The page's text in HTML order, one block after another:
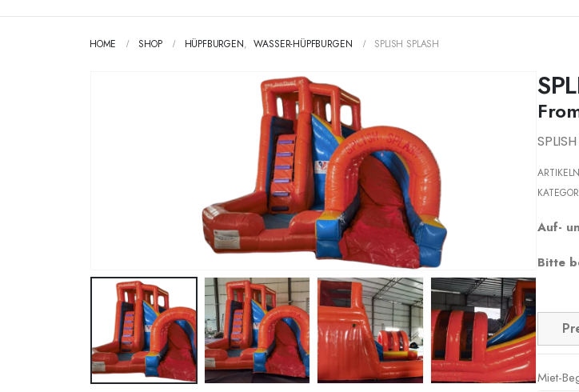
HOME SHOP HÜPFBURGEN, WASSER-HÜPFBURGEN SPLISH SPLASH
Auf-
Bitte
Miet-